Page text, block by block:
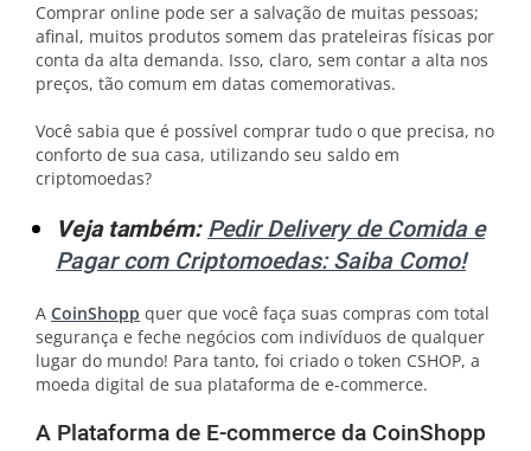
Comprar online pode ser a salvação de muitas pessoas;
afinal, muitos produtos somem das prateleiras físicas por
conta da alta demanda. Isso, claro, sem contar a alta nos
preços, tão comum em datas comemorativas.
Você sabia que é possível comprar tudo o que precisa, no
conforto de sua casa, utilizando seu saldo em
criptomoedas?
Veja também:Pedir Delivery de Comida e
Pagar com Criptomoedas: Saiba Como!
A CoinShopp quer que você faça suas compras com total
segurança e feche negócios com indivíduos de qualquer
lugar do mundo! Para tanto, foi criado o token CSHOP, a
moeda digital de sua plataforma de e-commerce.
A Plataforma de E-commerce da CoinShopp